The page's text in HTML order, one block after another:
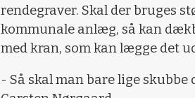
rendegraver. Skal der bruges
kommunale anlæg, så kan
med kran, som kan lægge det
- Så skal man bare lige skubbe